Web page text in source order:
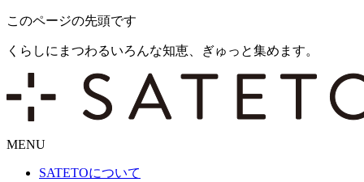
このページの先頭です
くらしにまつわるいろんな知恵、ぎゅっと集めます。
MENU
SATETOについて